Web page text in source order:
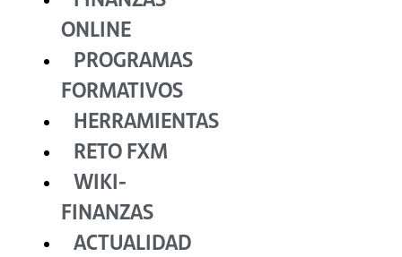
ONLINE
PROGRAMAS
FORMATIVOS
HERRAMIENTAS
RETO FXM
WIKI-
FINANZAS
ACTUALIDAD